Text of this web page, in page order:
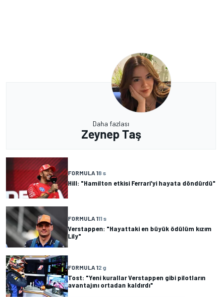
Daha fazlası
Zeynep Taş
FORMULA 18 s
Hill: "Hamilton etkisi Ferrari'yi hayata döndürdü"
FORMULA 111 s
Verstappen: "Hayattaki en büyük ödülüm kızım
Lily"
FORMULA 12 g
Tost: "Yeni kurallar Verstappen gibi pilotların
avantajını ortadan kaldırdı"